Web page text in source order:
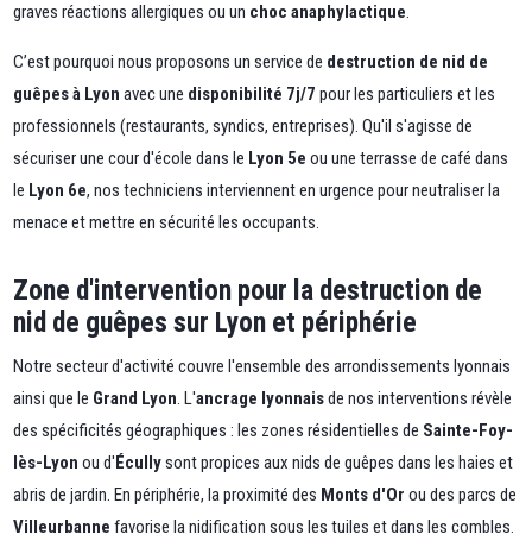
graves réactions allergiques ou un choc anaphylactique.
C’est pourquoi nous proposons un service de destruction de nid de
guêpes à Lyon avec une disponibilité 7j/7 pour les particuliers et les
professionnels (restaurants, syndics, entreprises). Qu'il s'agisse de
sécuriser une cour d'école dans le Lyon 5e ou une terrasse de café dans
le Lyon 6e, nos techniciens interviennent en urgence pour neutraliser la
menace et mettre en sécurité les occupants.
Zone d'intervention pour la destruction de
nid de guêpes sur Lyon et périphérie
Notre secteur d'activité couvre l'ensemble des arrondissements lyonnais
ainsi que le Grand Lyon. L'ancrage lyonnaisde nos interventions révèle
des spécificités géographiques : les zones résidentielles de Sainte-Foy-
lès-Lyon ou d' Écullysont propices aux nids de guêpes dans les haies et
abris de jardin. En périphérie, la proximité des Monts d'Or ou des parcs de
Villeurbanne favorise la nidification sous les tuiles et dans les combles.